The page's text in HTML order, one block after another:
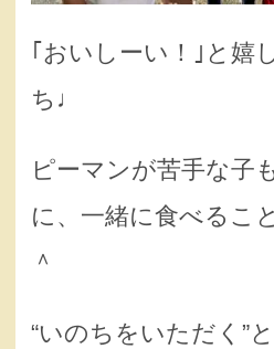
｢おいしーい！｣と嬉
ち♩
ピーマンが苦手な子
に、一緒に食べるこ
＾
“いのちをいただく”